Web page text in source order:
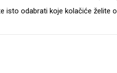
isto odabrati koje kolačiće želite